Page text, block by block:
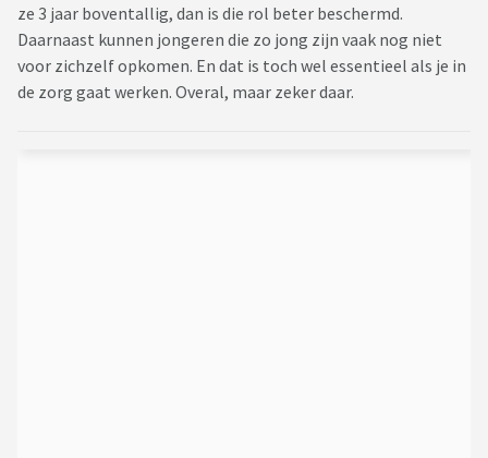
ze 3 jaar boventallig, dan is die rol beter beschermd.
Daarnaast kunnen jongeren die zo jong zijn vaak nog niet
voor zichzelf opkomen. En dat is toch wel essentieel als je in
de zorg gaat werken. Overal, maar zeker daar.